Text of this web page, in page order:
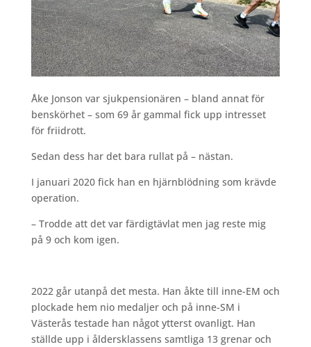
Åke Jonson var sjukpensionären – bland annat för
benskörhet – som 69 år gammal fick upp intresset
för friidrott.
Sedan dess har det bara rullat på – nästan.
I januari 2020 fick han en hjärnblödning som krävde
operation.
– Trodde att det var färdigtävlat men jag reste mig
på 9 och kom igen.
2022 går utanpå det mesta. Han åkte till inne-EM och
plockade hem nio medaljer och på inne-SM i
Västerås testade han något ytterst ovanligt. Han
ställde upp i åldersklassens samtliga 13 grenar och